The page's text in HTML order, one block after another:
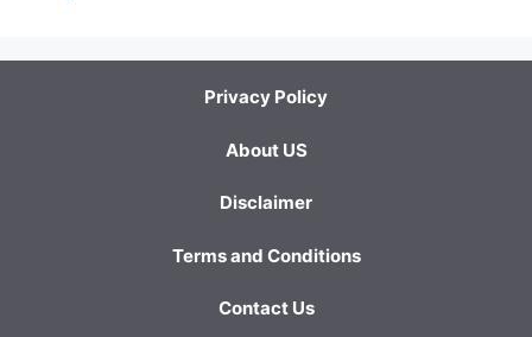
Privacy Policy
About US
Disclaimer
Terms and Conditions
Contact Us